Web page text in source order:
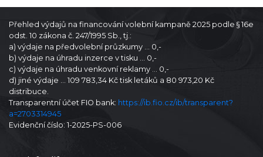
Přehled výdajů na financování volební kampaně 2025 podle § 16e
odst. 10 zákona č. 247/1995 Sb., tj.:
a) výdaje na předvolební průzkumy … 0,-
b) výdaje na úhradu inzerce v tisku … 0,-
c) výdaje na úhradu venkovní reklamy … 0,-
d) jiné výdaje … 109 783,34 Kč tisk letáků a 80 973,20 Kč
distribuce.
Transparentní účet FIO bank: https://ib.fio.cz/ib/transparent?
a=2703314945
Evidenční číslo: 1-2025-PS-006